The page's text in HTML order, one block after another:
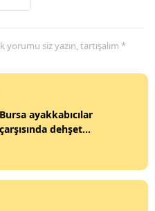
siz yazın, tartışalım *
Bursa ayakkabıcılar
çarşısında dehşet...